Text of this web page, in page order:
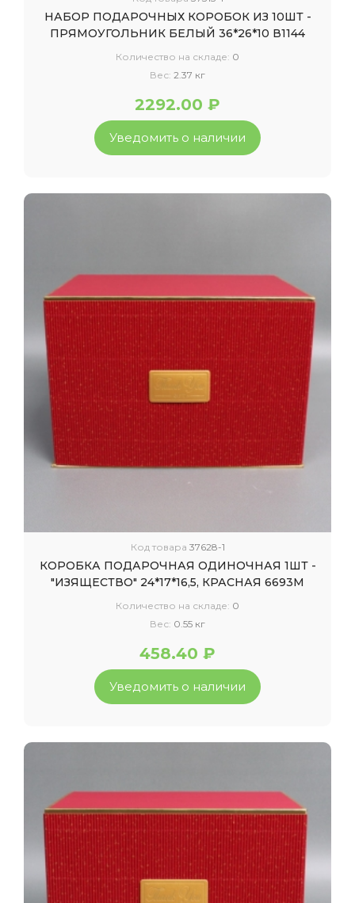
НАБОР ПОДАРОЧНЫХ КОРОБОК ИЗ 10ШТ -
ПРЯМОУГОЛЬНИК БЕЛЫЙ 36*26*10 В1144
Количество на складе: 0
Вес: 2.37 кг
2292.00 ₽
Уведомить о наличии
Код товара 37628-1
КОРОБКА ПОДАРОЧНАЯ ОДИНОЧНАЯ 1ШТ -
"ИЗЯЩЕСТВО" 24*17*16,5, КРАСНАЯ 6693М
Количество на складе: 0
Вес: 0.55 кг
458.40 ₽
Уведомить о наличии